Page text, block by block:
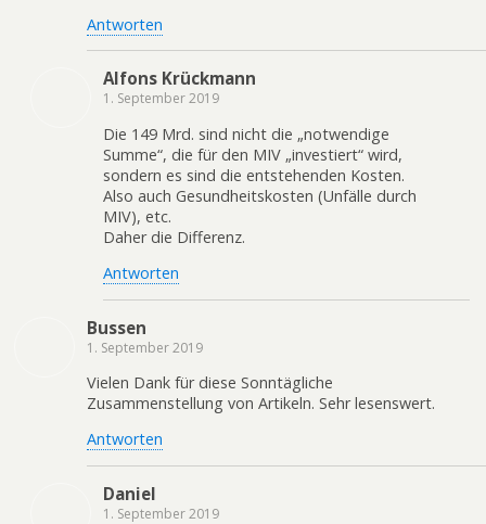
Antworten
Alfons Krückmann
1. September 2019
Die 149 Mrd. sind nicht die „notwendige
Summe“, die für den MIV „investiert“ wird,
sondern es sind die entstehenden Kosten.
Also auch Gesundheitskosten (Unfälle durch
MIV), etc.
Daher die Differenz.
Antworten
Bussen
1. September 2019
Vielen Dank für diese Sonntägliche
Zusammenstellung von Artikeln. Sehr lesenswert.
Antworten
Daniel
1. September 2019